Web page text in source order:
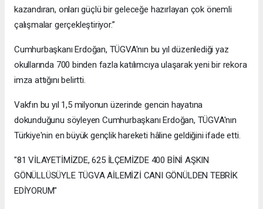
kazandıran, onları güçlü bir geleceğe hazırlayan çok önemli
çalışmalar gerçekleştiriyor.”
Cumhurbaşkanı Erdoğan, TÜGVA'nın bu yıl düzenlediği yaz
okullarında 700 binden fazla katılımcıya ulaşarak yeni bir rekora
imza attığını belirtti.
Vakfın bu yıl 1,5 milyonun üzerinde gencin hayatına
dokunduğunu söyleyen Cumhurbaşkanı Erdoğan, TÜGVA'nın
Türkiye'nin en büyük gençlik hareketi hâline geldiğini ifade etti.
"81 VİLAYETİMİZDE, 625 İLÇEMİZDE 400 BİNİ AŞKIN
GÖNÜLLÜSÜYLE TÜGVA AİLEMİZİ CANI GÖNÜLDEN TEBRİK
EDİYORUM"